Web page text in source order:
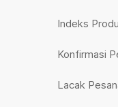
Indeks
Konfirmasi
Lacak